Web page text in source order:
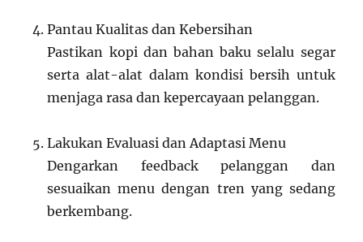
Pantau Kualitas dan Kebersihan
Pastikan kopi dan bahan baku selalu segar
serta alat-alat dalam kondisi bersih untuk
menjaga rasa dan kepercayaan pelanggan.
Lakukan Evaluasi dan Adaptasi Menu
Dengarkan feedback pelanggan dan
sesuaikan menu dengan tren yang sedang
berkembang.